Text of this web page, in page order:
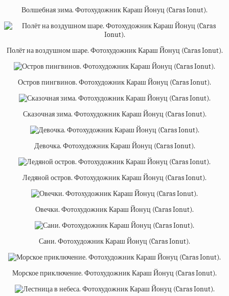
Волшебная зима. Фотохудожник Караш Йонуц (Caras Ionut).
Полёт на воздушном шаре. Фотохудожник Караш Йонуц (Caras Ionut).
Остров пингвинов. Фотохудожник Караш Йонуц (Caras Ionut).
Сказочная зима. Фотохудожник Караш Йонуц (Caras Ionut).
Девочка. Фотохудожник Караш Йонуц (Caras Ionut).
Ледяной остров. Фотохудожник Караш Йонуц (Caras Ionut).
Овечки. Фотохудожник Караш Йонуц (Caras Ionut).
Сани. Фотохудожник Караш Йонуц (Caras Ionut).
Морское приключение. Фотохудожник Караш Йонуц (Caras Ionut).